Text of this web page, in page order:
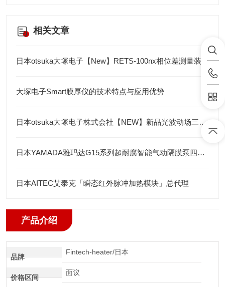
相关文章
日本otsuka大塚电子【New】RETS-100nx相位差测量装置
大塚电子Smart膜厚仪的技术特点与应用优势
日本otsuka大塚电子株式会社【NEW】新品光波动场三次元显微镜MINUK
日本YAMADA雅玛达G15系列超耐腐智能气动隔膜泵四川代理店
日本AITEC艾泰克「瞬态红外脉冲加热模块」总代理
产品介绍
品牌
Fintech-heater/日本
价格区间
面议